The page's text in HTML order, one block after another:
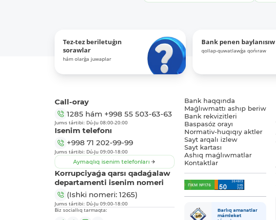
Tez-tez beriletuǵın
sorawlar
hám olarǵa juwaplar
Bank penen baylanısıw
qollap-quwatlawǵa qońıraw
Call-oray
1285 hám +998 55 503-63-63
Jumıs tártibi: Dú-Ju 08:00-20:00
Isenim telefonı
+998 71 202-99-99
Jumıs tártibi: Dú-Ju 09:00-18:00
Aymaqlıq isenim telefonları
Korrupciyaǵa qarsı qadaǵalaw
departamenti isenim nomeri
(Ishki nomeri: 1265)
Jumıs tártibi: Dú-Ju 09:00-18:00
Biz sociallıq tarmaqta:
Bank haqqında
Maǵlıwmattı ashıp beriw
Bank rekvizitleri
Baspasóz orayı
Normativ-huqıqıy aktler
Sayt arqalı izlew
Sayt kartası
Ashıq maǵlıwmatlar
Kontaktlar
Barlıq amanatlar
mámleket